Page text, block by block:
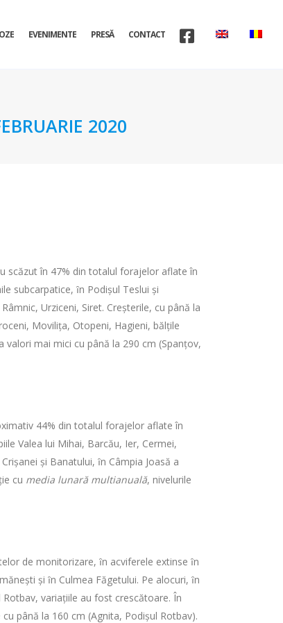
EVENIMENTE PRESĂ CONTACT
2020
scăzut în 47% din totalul forajelor aflate în
subcarpatice, ȋn Podişul Teslui şi
Urziceni, Siret. Creşterile, cu până la
Moviliţa, Otopeni, Hagieni, bălţile
mai mici cu până la 290 cm (Spanţov,
44% din totalul forajelor aflate în
Valea lui Mihai, Barcău, Ier, Cermei,
şi Banatului, ȋn Câmpia Joasă a
cu media lunară multianuală, nivelurile
de monitorizare, ȋn acviferele extinse ȋn
şi ȋn Culmea Făgetului. Pe alocuri, ȋn
variaţiile au fost crescătoare. În
până la 160 cm (Agnita, Podişul Rotbav).